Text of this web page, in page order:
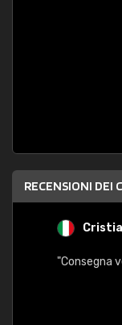
RECENSIONI DEI
"Consegna